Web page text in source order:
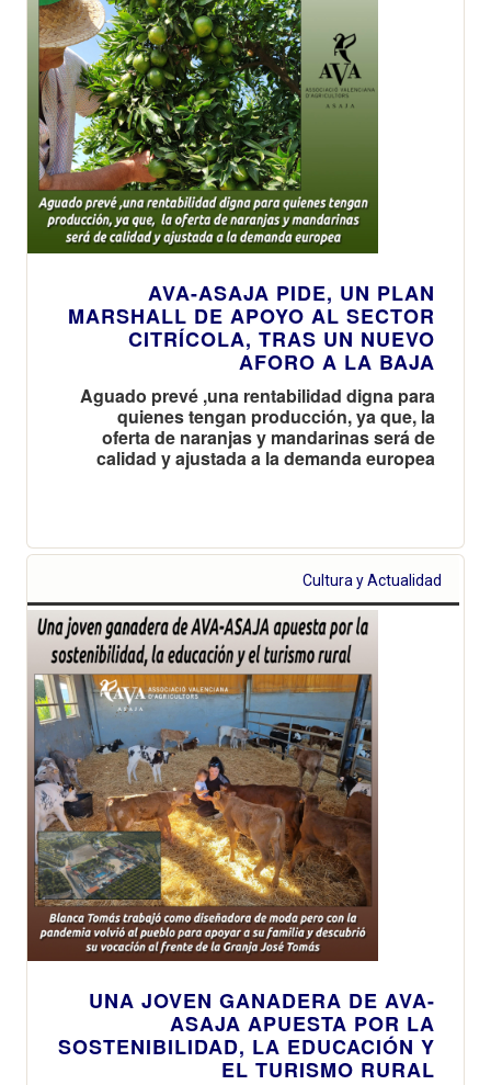
AVA-ASAJA PIDE, UN PLAN
MARSHALL DE APOYO AL SECTOR
CITRÍCOLA, TRAS UN NUEVO
AFORO A LA BAJA
Aguado prevé ,una rentabilidad digna para
quienes tengan producción, ya que, la
oferta de naranjas y mandarinas será de
calidad y ajustada a la demanda europea
Cultura y Actualidad
UNA JOVEN GANADERA DE AVA-
ASAJA APUESTA POR LA
SOSTENIBILIDAD, LA EDUCACIÓN Y
EL TURISMO RURAL